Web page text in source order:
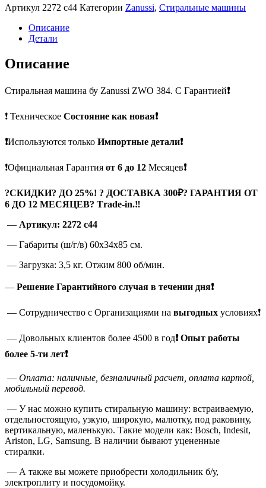
Артикул 2272 c44 Категории Zanussi, Стиральные машины
Описание
Детали
Описание
Стиральная машина бу Zanussi ZWO 384. С Гарантией❗
❗ Техническое Состояние как новая❗
❗Используются только Импортные детали❗
❗Официальная Гарантия от 6 до 12 Месяцев❗
?СКИДКИ? ДО 25%! ? ДОСТАВКА 300₽? ГАРАНТИЯ ОТ
6 ДО 12 МЕСЯЦЕВ? Тrade-in.‼
— Артикул: 2272 c44
— Габариты (ш/г/в) 60x34x85 см.
— Загрузка: 3,5 кг. Отжим 800 об/мин.
— Решение Гарантийного случая в течении дня❗
— Сотрудничество с Организациями на выгодных условиях❗
— Довольных клиентов более 4500 в год❗ Опыт работы
более 5-ти лет❗
— Оплата: наличные, безналичный расчет, оплата картой,
мобильный перевод.
— У нас можно купить стиральную машину: встраиваемую,
отдельностоящую, узкую, широкую, малютку, под раковину,
вертикальную, маленькую. Такие модели как: Bosch, Indesit,
Ariston, LG, Samsung. В наличии бывают уцененные
стиралки.
— А также вы можете приобрести холодильник б/у,
электроплиту и посудомойку.